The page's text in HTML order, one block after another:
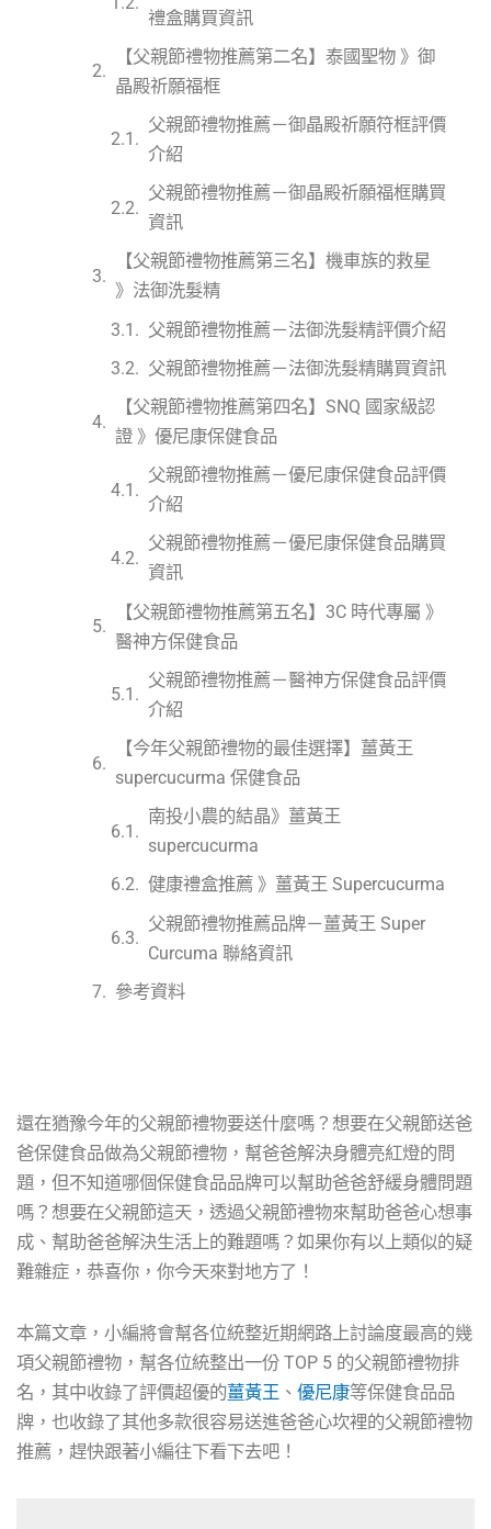
禮盒購買資訊
【父親節禮物推薦第二名】泰國聖物 》御
晶殿祈願福框
父親節禮物推薦－御晶殿祈願符框評價
介紹
父親節禮物推薦－御晶殿祈願福框購買
資訊
【父親節禮物推薦第三名】機車族的救星
》法御洗髮精
父親節禮物推薦－法御洗髮精評價介紹
父親節禮物推薦－法御洗髮精購買資訊
【父親節禮物推薦第四名】SNQ 國家級認
證 》優尼康保健食品
父親節禮物推薦－優尼康保健食品評價
介紹
父親節禮物推薦－優尼康保健食品購買
資訊
【父親節禮物推薦第五名】3C 時代專屬 》
醫神方保健食品
父親節禮物推薦－醫神方保健食品評價
介紹
【今年父親節禮物的最佳選擇】薑黃王
supercucurma 保健食品
南投小農的結晶》薑黃王
supercucurma
健康禮盒推薦 》薑黃王 Supercucurma
父親節禮物推薦品牌－薑黃王 Super
Curcuma 聯絡資訊
參考資料
還在猶豫今年的父親節禮物要送什麼嗎？想要在父親節送爸
爸保健食品做為父親節禮物，幫爸爸解決身體亮紅燈的問
題，但不知道哪個保健食品品牌可以幫助爸爸舒緩身體問題
嗎？想要在父親節這天，透過父親節禮物來幫助爸爸心想事
成、幫助爸爸解決生活上的難題嗎？如果你有以上類似的疑
難雜症，恭喜你，你今天來對地方了！
本篇文章，小編將會幫各位統整近期網路上討論度最高的幾
項父親節禮物，幫各位統整出一份 TOP 5 的父親節禮物排
名，其中收錄了評價超優的薑黃王 、 優尼康等保健食品品
牌，也收錄了其他多款很容易送進爸爸心坎裡的父親節禮物
推薦，趕快跟著小編往下看下去吧！